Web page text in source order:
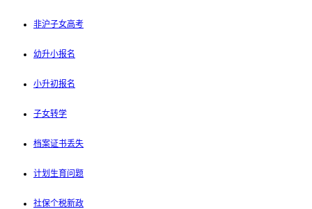
非沪子女高考
幼升小报名
小升初报名
子女转学
档案证书丢失
计划生育问题
社保个税新政